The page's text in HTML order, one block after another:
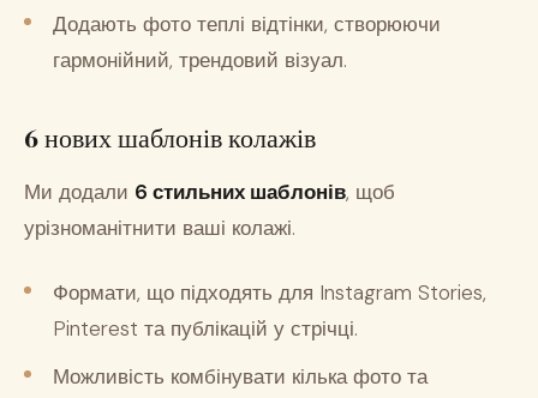
Додають фото теплі відтінки, створюючи
гармонійний, трендовий візуал.
6 нових шаблонів колажів
Ми додали 6 стильних шаблонів, щоб
урізноманітнити ваші колажі.
Формати, що підходять для Instagram Stories,
Pinterest та публікацій у стрічці.
Можливість комбінувати кілька фото та